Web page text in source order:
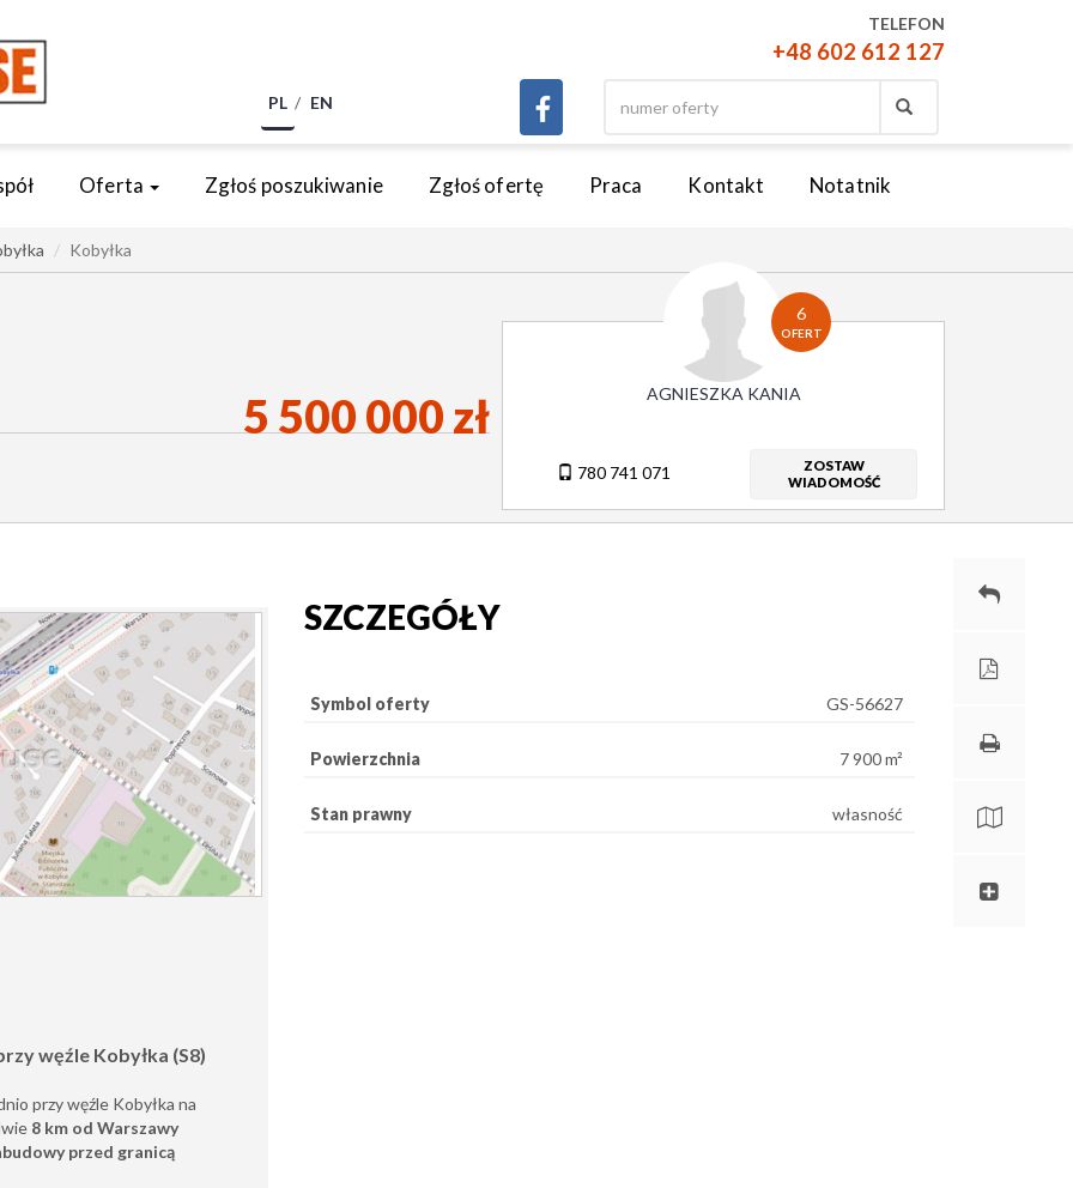
TELEFON
+48 602 612 127
PL EN
Oferta Zgłoś poszukiwanie Zgłoś ofertę Praca Kontakt Notatnik
Kobyłka
5 500 000 zł
6
OFERT
AGNIESZKA KANIA
780 741 071
ZOSTAW
WIADOMOŚĆ
węźle Kobyłka (S8)
przy węźle Kobyłka na
8 km od Warszawy
przed granicą
SZCZEGÓŁY
Symbol oferty GS-56627
Powierzchnia 7 900 m²
Stan prawny własność